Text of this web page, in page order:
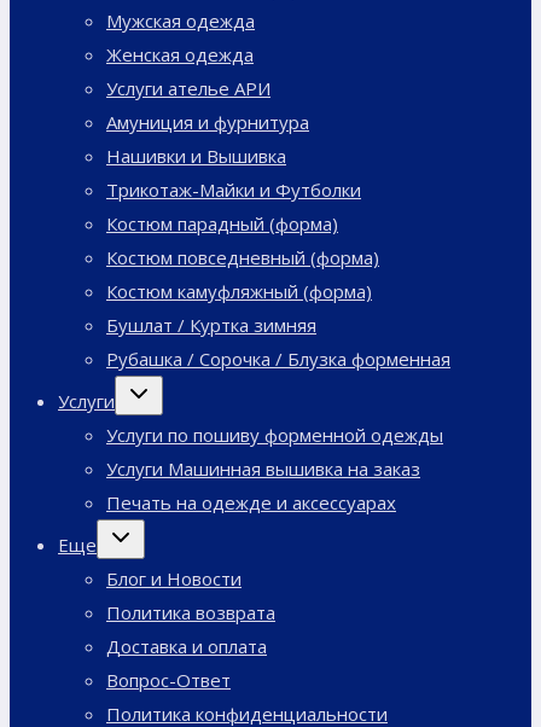
Мужская одежда
Женская одежда
Услуги ателье АРИ
Амуниция и фурнитура
Нашивки и Вышивка
Трикотаж-Майки и Футболки
Костюм парадный (форма)
Костюм повседневный (форма)
Костюм камуфляжный (форма)
Бушлат / Куртка зимняя
Рубашка / Сорочка / Блузка форменная
Услуги
Переключить
дочернее
Услуги по пошиву форменной одежды
Услуги Машинная вышивка на заказ
Печать на одежде и аксессуарах
Еще
Переключить
дочернее
Блог и Новости
Политика возврата
Доставка и оплата
Вопрос-Ответ
Политика конфиденциальности